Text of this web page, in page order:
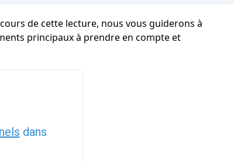
de cette lecture, nous vous guiderons à
principaux à prendre en compte et
dans